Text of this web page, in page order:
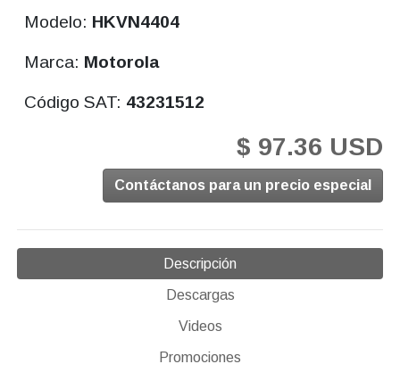
Modelo: HKVN4404
Marca: Motorola
Código SAT: 43231512
$ 97.36 USD
Contáctanos para un precio especial
Descripción
Descargas
Videos
Promociones